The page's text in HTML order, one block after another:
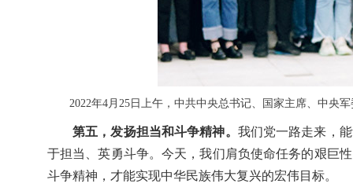
2022年4月25日上午，中共中央总书记、国家主席、中央
第五，发扬担当和斗争精神。 我们党一路走来，
于担当、英勇斗争。今天，我们肩负使命任务的艰巨
斗争精神，才能实现中华民族伟大复兴的宏伟目标。